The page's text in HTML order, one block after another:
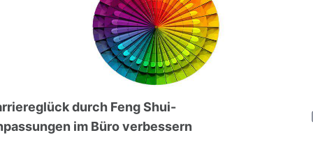
durch Feng Shui-
im Büro verbessern